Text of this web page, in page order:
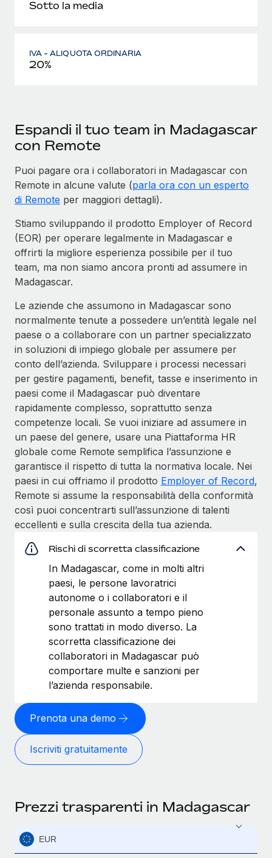
Sotto la media
IVA - ALIQUOTA ORDINARIA
20%
Espandi il tuo team in Madagascar
con Remote
Puoi pagare ora i collaboratori in Madagascar con
Remote in alcune valute (parla ora con un esperto
di Remote per maggiori dettagli).
Stiamo sviluppando il prodotto Employer of Record
(EOR) per operare legalmente in Madagascar e
offrirti la migliore esperienza possibile per il tuo
team, ma non siamo ancora pronti ad assumere in
Madagascar.
Le aziende che assumono in Madagascar sono
normalmente tenute a possedere un’entità legale nel
paese o a collaborare con un partner specializzato
in soluzioni di impiego globale per assumere per
conto dell’azienda. Sviluppare i processi necessari
per gestire pagamenti, benefit, tasse e inserimento in
paesi come il Madagascar può diventare
rapidamente complesso, soprattutto senza
competenze locali. Se vuoi iniziare ad assumere in
un paese del genere, usare una Piattaforma HR
globale come Remote semplifica l’assunzione e
garantisce il rispetto di tutta la normativa locale. Nei
paesi in cui offriamo il prodotto Employer of Record,
Remote si assume la responsabilità della conformità
così puoi concentrarti sull’assunzione di talenti
eccellenti e sulla crescita della tua azienda.
Rischi di scorretta classificazione
In Madagascar, come in molti altri
paesi, le persone lavoratrici
autonome o i collaboratori e il
personale assunto a tempo pieno
sono trattati in modo diverso. La
scorretta classificazione dei
collaboratori in Madagascar può
comportare multe e sanzioni per
l’azienda responsabile.
Prenota una demo
Iscriviti gratuitamente
Prezzi trasparenti in Madagascar
EUR